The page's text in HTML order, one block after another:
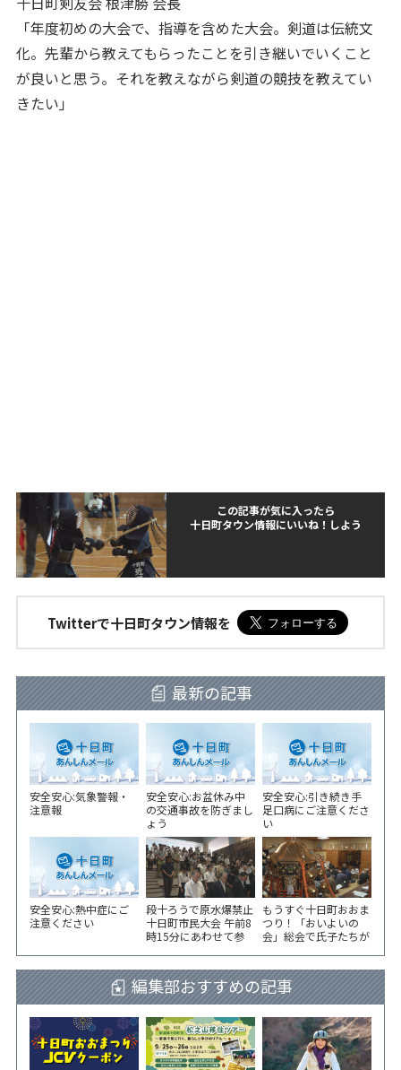
「年度初めの大会で、指導を含めた大会。剣道は伝統文
化。先輩から教えてもらったことを引き継いでいくこと
が良いと思う。それを教えながら剣道の競技を教えてい
きたい」
この記事が気に入ったら
十日町タウン情報にいいね！しよう
Twitterで十日町タウン情報を
最新の記事
安全安心:気象警報・
注意報
安全安心:お盆休み中
の交通事故を防ぎまし
ょう
安全安心:引き続き手
足口病にご注意くださ
い
安全安心:熱中症にご
注意ください
段十ろうで原水爆禁止
十日町市民大会 午前8
時15分にあわせて参
もうすぐ十日町おおま
つり！「おいよいの
会」総会で氏子たちが
編集部おすすめの記事